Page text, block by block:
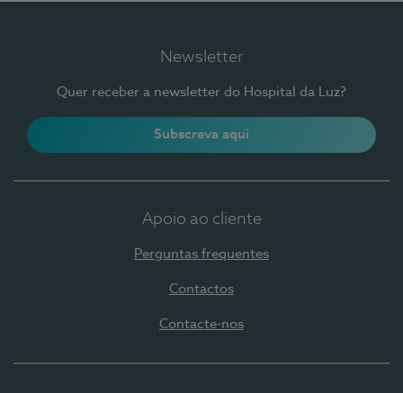
Newsletter
Quer receber a newsletter do Hospital da Luz?
Subscreva aqui
Apoio ao cliente
Perguntas frequentes
Contactos
Contacte-nos